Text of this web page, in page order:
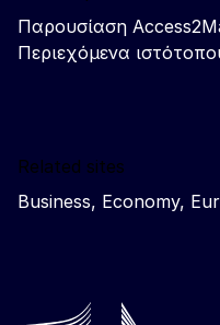
Παρουσίαση
Περιεχόμενα
Related sites
Business, Economy,